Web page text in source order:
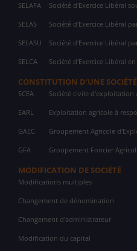
SELAFA Société d'Exercice Libéral
SELAS Société d'Exercice Libéral
SELASU Société d'Exercice Libéral
SELCA Société d'Exercice Libéral
CONSTITUTION D'UNE
SCEA Société civile d'exploitation
EARL Exploitation agricole à
GAEC Groupement Agricole
GFA Groupement Foncier
MODIFICATION DE SOCIÉTÉ
Modifications multiples
Changement de dénomination
Changement d'administrateur
Modification du capital